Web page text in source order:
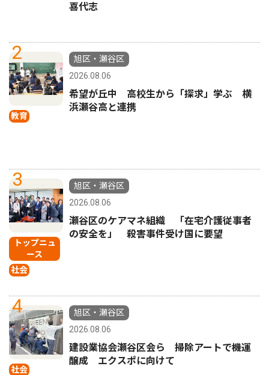
喜代志
2
教育
旭区・瀬谷区
2026.08.06
希望が丘中 高校生から「探求」学ぶ 横
浜瀬谷高と連携
3
トップニュ
ース
社会
旭区・瀬谷区
2026.08.06
瀬谷区のケアマネ組織 「在宅介護従事者
の安全を」 殺害事件受け国に要望
4
社会
旭区・瀬谷区
2026.08.06
建設業協会瀬谷区会ら 掃除アートで機運
醸成 エクスポに向けて